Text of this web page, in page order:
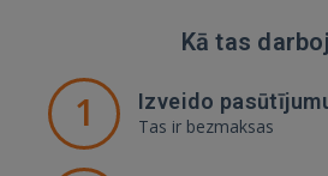
Kā tas
1 Izveido
Tas ir bezmaksas